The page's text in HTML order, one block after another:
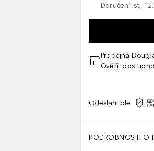
Doručení: st,
Prodejna
Ověřit
Odeslání dle
PODROBNOSTI O